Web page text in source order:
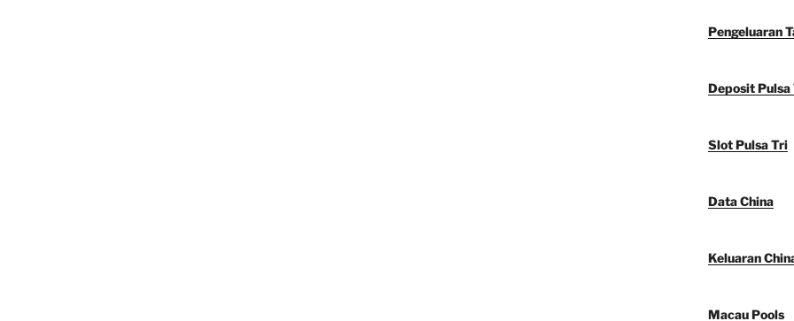
Pengeluaran
Deposit Pulsa
Slot Pulsa Tri
Data China
Keluaran
Macau Pools